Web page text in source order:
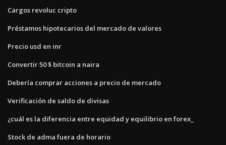
Cargos revoluc cripto
Préstamos hipotecarios del mercado de valores
Precio usd en inr
Convertir 50 $ bitcoin a naira
Debería comprar acciones a precio de mercado
Verificación de saldo de divisas
¿cuál es la diferencia entre equidad y equilibrio en forex_
Stock de adma fuera de horario